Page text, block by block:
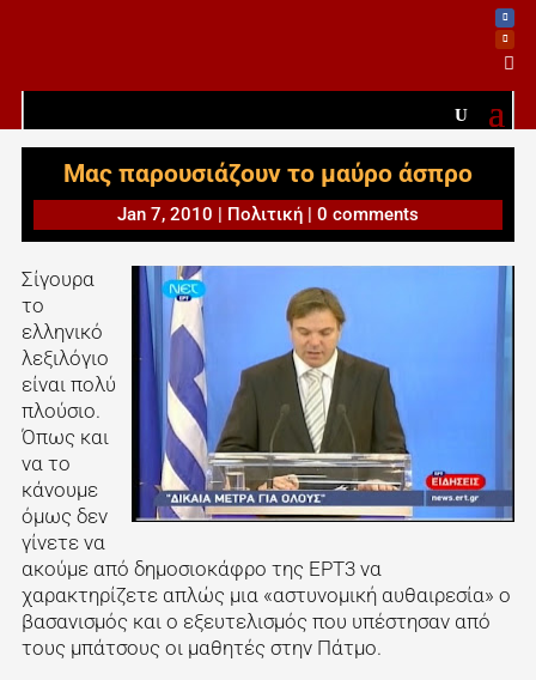

Μας παρουσιάζουν το μαύρο άσπρο
Jan 7, 2010 | Πολιτική | 0 comments
Σίγουρα
το
ελληνικό
λεξιλόγιο
είναι πολύ
πλούσιο.
Όπως και
να το
κάνουμε
όμως δεν
γίνετε να
ακούμε από δημοσιοκάφρο της ΕΡΤ3 να
χαρακτηρίζετε απλώς μια «αστυνομική αυθαιρεσία» ο
βασανισμός και ο εξευτελισμός που υπέστησαν από
τους μπάτσους οι μαθητές στην Πάτμο.